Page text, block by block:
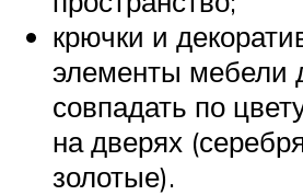
крючки и
элементы мебели
совпадать по
на дверях
золотые).